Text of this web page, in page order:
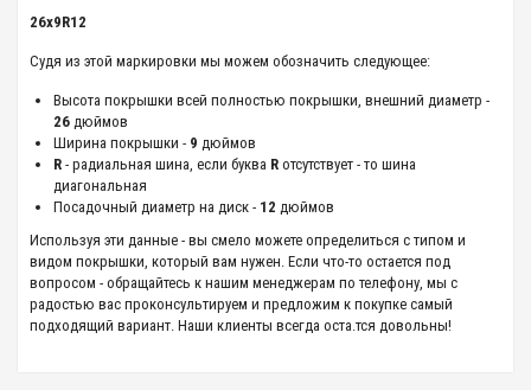
26x9R12
Судя из этой маркировки мы можем обозначить следующее:
Высота покрышки всей полностью покрышки, внешний диаметр -
26 дюймов
Ширина покрышки - 9 дюймов
R - радиальная шина, если буква R отсутствует - то шина
диагональная
Посадочный диаметр на диск - 12 дюймов
Используя эти данные - вы смело можете определиться с типом и
видом покрышки, который вам нужен. Если что-то остается под
вопросом - обращайтесь к нашим менеджерам по телефону, мы с
радостью вас проконсультируем и предложим к покупке самый
подходящий вариант. Наши клиенты всегда оста.тся довольны!